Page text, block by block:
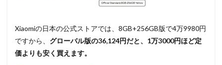
Xiaomiの日本の公式ストアでは、8GB+256GB版で4万9980円
ですから、 グローバル版の36,124円だと、1万3000円ほど定
価よりも安く買えます。